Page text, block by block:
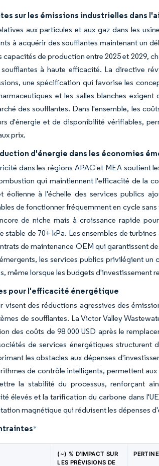
sur les émissions industrielles dans
aux particules et aux gaz dans les
à acquérir des soufflantes maintenant un
de production entre 2025 et 2029,
à haute efficacité. La directive
une spécification qui favorise les
et les salles blanches
des soufflantes. Dans l'ensemble, les
d'énergie et de disponibilité vérifiables,
prix.
d'énergie dans les économies
dans les régions APAC et MEA soutient
qui maintiennent l'efficacité de la
éolienne à l'échelle des services publics
de fonctionner fréquemment en cycle
de niche mais à croissance rapide
stable de 70+ kPa. Les ensembles de
de maintenance OEM qui garantissent
les services publics privilégient
même lorsque les budgets d'investissement
pour l'efficacité énergétique
visent des réductions agressives des
de soufflantes. La Victor Valley
des coûts de 98 000 USD après le
de services énergétiques
les obstacles aux dépenses
de contrôle intelligents, permettent
la stabilité du processus, renforçant
élevés et la tarification du carbone dans
magnétique qui réduisent les dépenses
*
(~) % D'IMPACT SUR
LES PRÉVISIONS DE